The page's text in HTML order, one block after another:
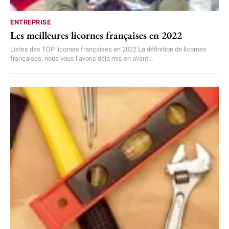
ENTREPRISE
Les meilleures licornes françaises en 2022
Listes des TOP licornes françaises en 2022 La définition de licornes
françaises, nous vous l’avons déjà mis en avant...